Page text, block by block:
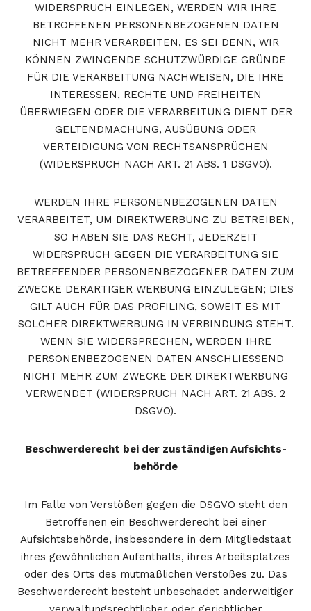
WIDERSPRUCH EINLEGEN, WERDEN WIR IHRE
BETROFFENEN PERSONENBEZOGENEN DATEN
NICHT MEHR VERARBEITEN, ES SEI DENN, WIR
KÖNNEN ZWINGENDE SCHUTZWÜRDIGE GRÜNDE
FÜR DIE VERARBEITUNG NACHWEISEN, DIE IHRE
INTERESSEN, RECHTE UND FREIHEITEN
ÜBERWIEGEN ODER DIE VERARBEITUNG DIENT DER
GELTENDMACHUNG, AUSÜBUNG ODER
VERTEIDIGUNG VON RECHTSANSPRÜCHEN
(WIDERSPRUCH NACH ART. 21 ABS. 1 DSGVO).
WERDEN IHRE PERSONENBEZOGENEN DATEN
VERARBEITET, UM DIREKTWERBUNG ZU BETREIBEN,
SO HABEN SIE DAS RECHT, JEDERZEIT
WIDERSPRUCH GEGEN DIE VERARBEITUNG SIE
BETREFFENDER PERSONENBEZOGENER DATEN ZUM
ZWECKE DERARTIGER WERBUNG EINZULEGEN; DIES
GILT AUCH FÜR DAS PROFILING, SOWEIT ES MIT
SOLCHER DIREKTWERBUNG IN VERBINDUNG STEHT.
WENN SIE WIDERSPRECHEN, WERDEN IHRE
PERSONENBEZOGENEN DATEN ANSCHLIESSEND
NICHT MEHR ZUM ZWECKE DER DIREKTWERBUNG
VERWENDET (WIDERSPRUCH NACH ART. 21 ABS. 2
DSGVO).
Beschwerde­recht bei der zuständigen Aufsichts­
behörde
Im Falle von Verstößen gegen die DSGVO steht den
Betroffenen ein Beschwerderecht bei einer
Aufsichtsbehörde, insbesondere in dem Mitgliedstaat
ihres gewöhnlichen Aufenthalts, ihres Arbeitsplatzes
oder des Orts des mutmaßlichen Verstoßes zu. Das
Beschwerderecht besteht unbeschadet anderweitiger